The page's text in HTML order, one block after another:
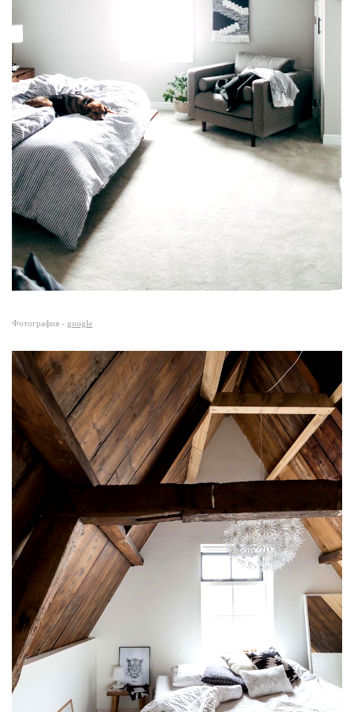
Фотография - google